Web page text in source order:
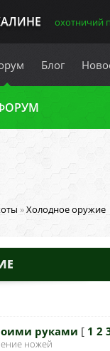
охотничий
Блог
»Холодное оружие
руками [ 1 2
ножей